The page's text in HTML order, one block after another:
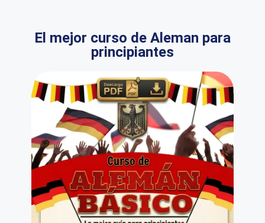
El mejor curso de Aleman para
principiantes